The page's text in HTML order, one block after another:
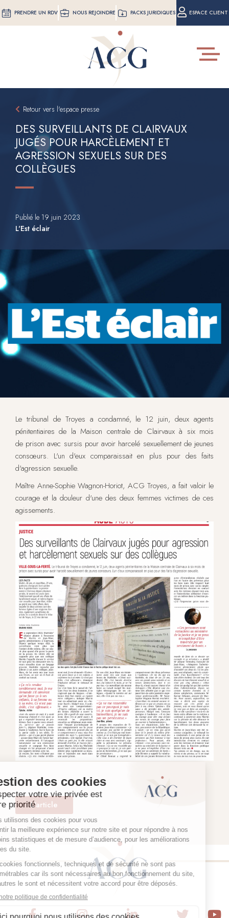
Aller
au
PRENDRE UN RDV NOUS REJOINDRE PACKS JURIDIQUES ESPACE CLIENT
Toggle
Retour vers l'espace presse
DES SURVEILLANTS DE CLAIRVAUX
JUGÉS POUR HARCÈLEMENT ET
AGRESSION SEXUELS SUR DES
COLLÈGUES
Publié le 19 juin 2023
L'Est éclair
Le tribunal de Troyes a condamné, le 12 juin, deux agents
pénitentiaires de la Maison centrale de Clairvaux à six mois
de prison avec sursis pour avoir harcelé sexuellement de jeunes
consœurs. L'un d'eux comparaissait en plus pour des faits
d'agression sexuelle.
Maître Anne-Sophie Wagnon-Horiot, ACG Troyes, a fait valoir le
courage et la douleur d'une des deux femmes victimes de ces
agissements.
L'article